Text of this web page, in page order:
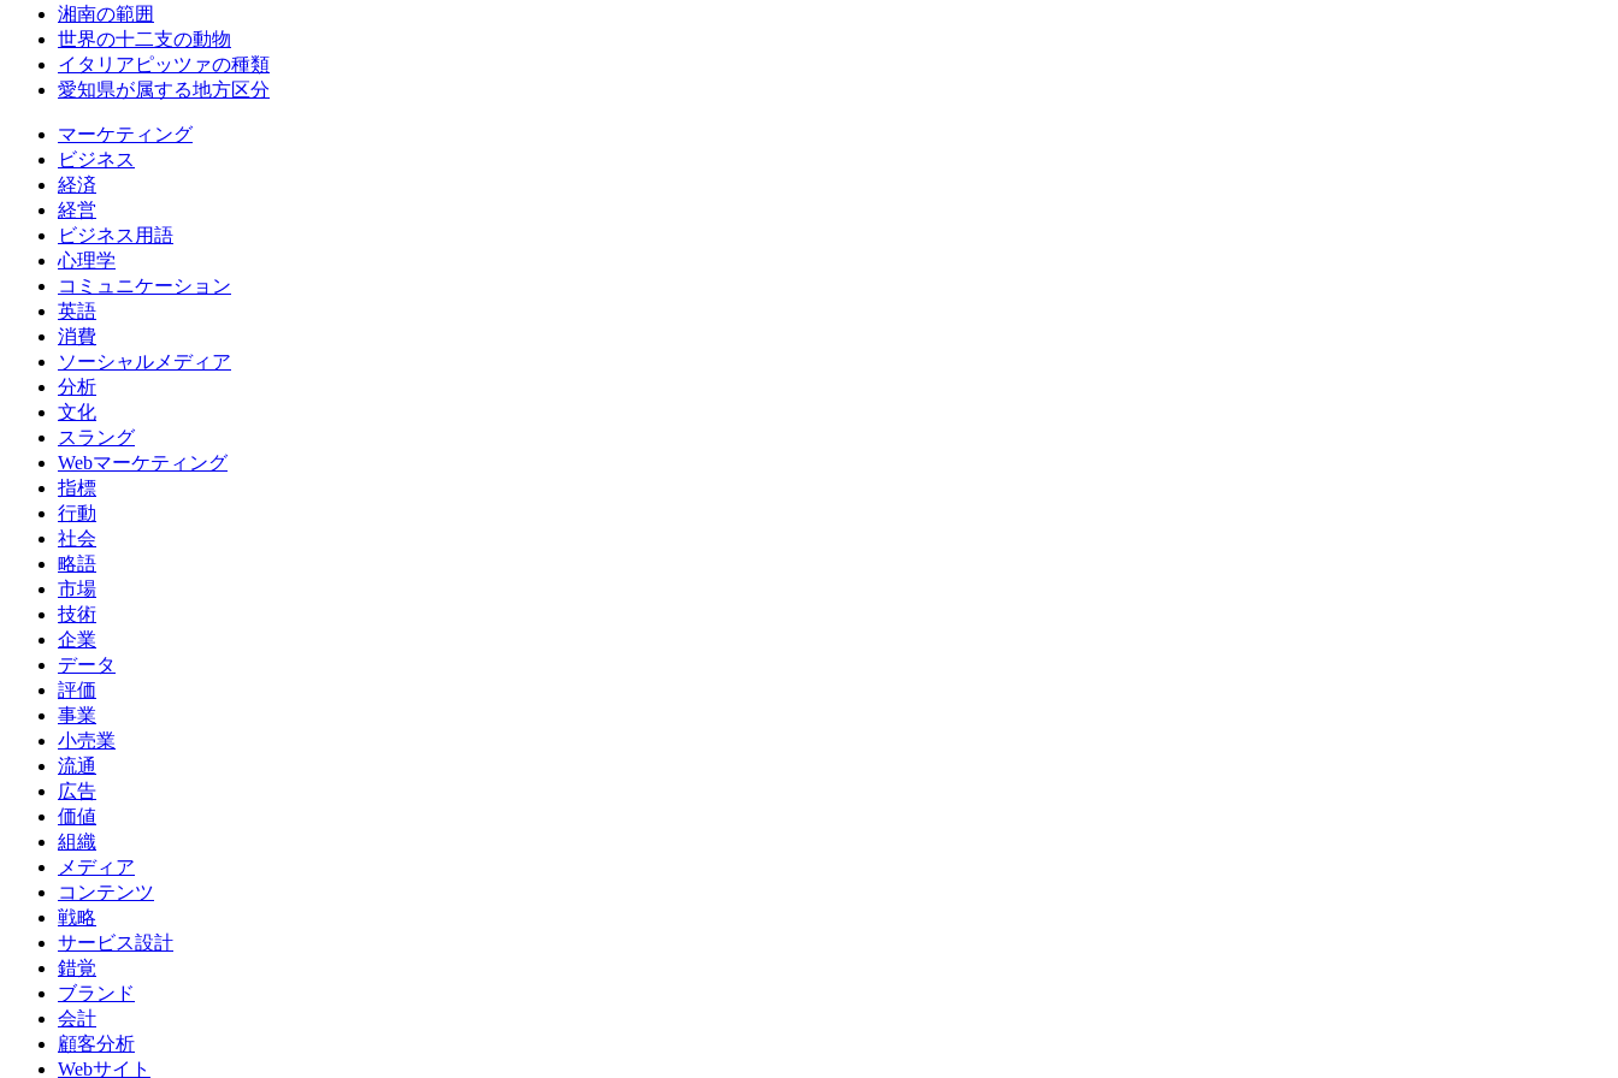
湘南の範囲
世界の十二支の動物
イタリアピッツァの種類
愛知県が属する地方区分
マーケティング
ビジネス
経済
経営
ビジネス用語
心理学
コミュニケーション
英語
消費
ソーシャルメディア
分析
文化
スラング
Webマーケティング
指標
行動
社会
略語
市場
技術
企業
データ
評価
事業
小売業
流通
広告
価値
組織
メディア
コンテンツ
戦略
サービス設計
錯覚
ブランド
会計
顧客分析
Webサイト